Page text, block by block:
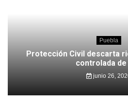
Puebla
Protección Civil descarta
controlada de
junio 26,